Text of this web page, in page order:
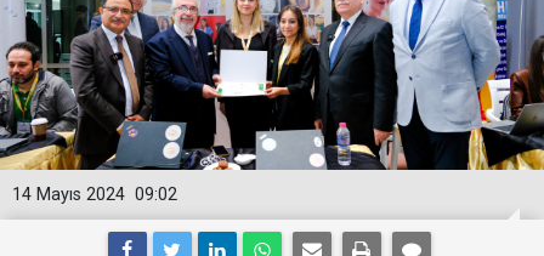
09:02
14 Mayıs 2024